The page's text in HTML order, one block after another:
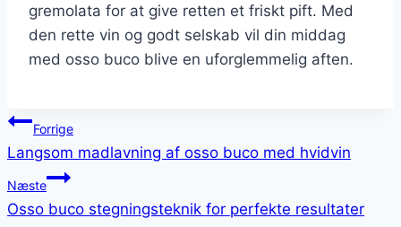
gremolata for at give retten et friskt pift. Med
den rette vin og godt selskab vil din middag
med osso buco blive en uforglemmelig aften.
Indlægsnavigation
Forrige
Langsom madlavning af osso buco med hvidvin
Næste
Osso buco stegningsteknik for perfekte resultater